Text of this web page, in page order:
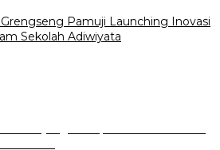
Pamuji Launching Inovasi
Sekolah Adiwiyata